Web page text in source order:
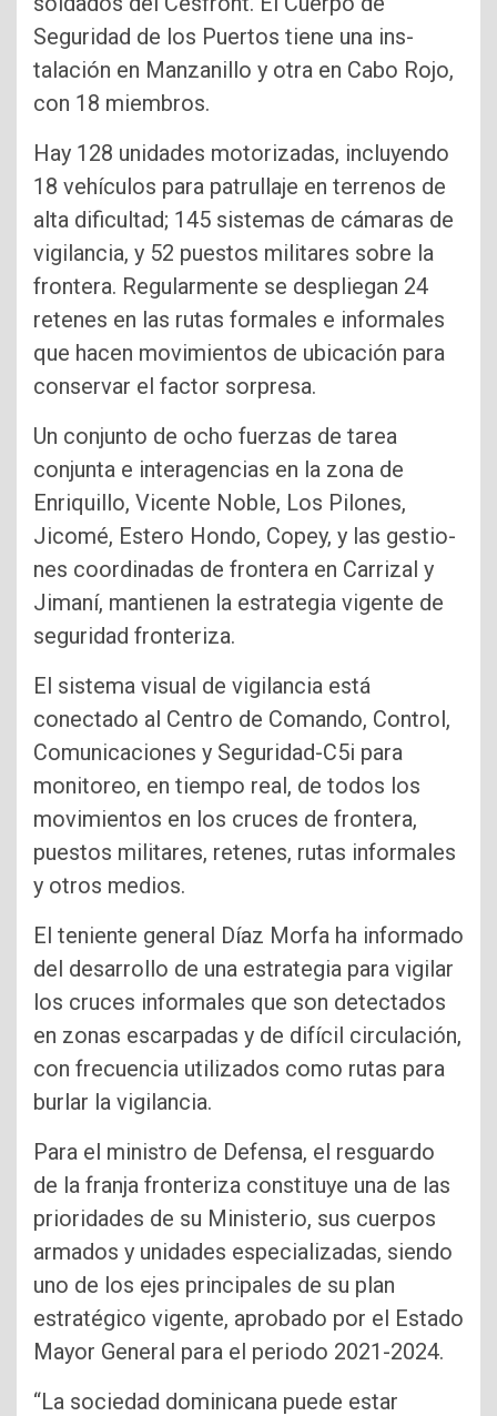
Seguridad de los Puertos tiene una ins­
talación en Manzanillo y otra en Cabo Rojo,
con 18 miembros.
Hay 128 unidades moto­rizadas, incluyendo
18 ve­hículos para patrullaje en terrenos de
alta dificultad; 145 sistemas de cámaras de
vigilancia, y 52 puestos mi­litares sobre la
frontera. Re­gularmente se despliegan 24
retenes en las rutas for­males e informales
que ha­cen movimientos de ubica­ción para
conservar el factor sorpresa.
Un conjunto de ocho fuerzas de tarea
conjunta e interagencias en la zona de
Enriquillo, Vicente Noble, Los Pilones,
Jicomé, Estero Hondo, Copey, y las gestio­
nes coordinadas de frontera en Carrizal y
Jimaní, man­tienen la estrategia vigente de
seguridad fronteriza.
El sistema visual de vi­gilancia está
conectado al Centro de Comando, Con­trol,
Comunicaciones y Se­guridad-C5i para
moni­toreo, en tiempo real, de todos los
movimientos en los cruces de frontera,
pues­tos militares, retenes, rutas informales
y otros medios.
El teniente general Díaz Morfa ha informado
del de­sarrollo de una estrategia para vigilar
los cruces infor­males que son detectados
en zonas escarpadas y de difícil circulación,
con fre­cuencia utilizados como ru­tas para
burlar la vigilancia.
Para el ministro de Defen­sa, el resguardo
de la franja fronteriza constituye una de las
prioridades de su Minis­terio, sus cuerpos
armados y unidades especializadas, siendo
uno de los ejes princi­pales de su plan
estratégico vigente, aprobado por el Es­tado
Mayor General para el periodo 2021-2024.
“La sociedad dominicana puede estar